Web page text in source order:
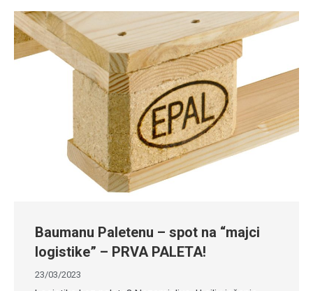
Baumanu Paletenu – spot na “majci
logistike” – PRVA PALETA!
23/03/2023